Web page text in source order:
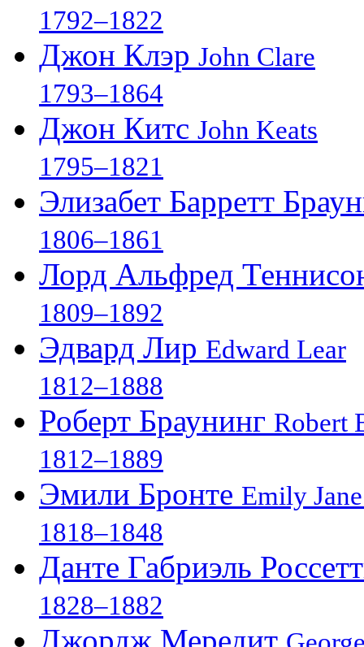
1792–1822
Джон Клэр John Clare
1793–1864
Джон Китс John Keats
1795–1821
Элизабет Барретт
1806–1861
Лорд Альфред
1809–1892
Эдвард Лир Edward Lear
1812–1888
Роберт Браунинг Robert
1812–1889
Эмили Бронте Emily
1818–1848
Данте Габриэль
1828–1882
Джордж Мередит